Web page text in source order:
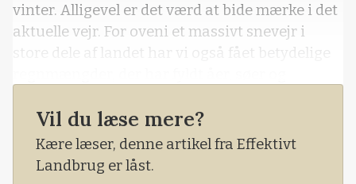
vinter. Alligevel er det værd at bide mærke i det
aktuelle vejr. For oveni et massivt snevejr i
store dele af landet har vi også fået betydelige
Vil du læse mere?
Kære læser, denne artikel fra Effektivt
Landbrug er låst.